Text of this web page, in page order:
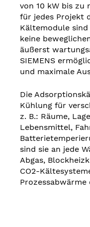
von 10 kW bis zu
für jedes Projekt
Kältemodule
keine
äußerst
SIEMENS
und maximale
Die
Kühlung für
z. B.: Räume,
Lebensmittel,
sind sie an jede
Abgas,
CO2-